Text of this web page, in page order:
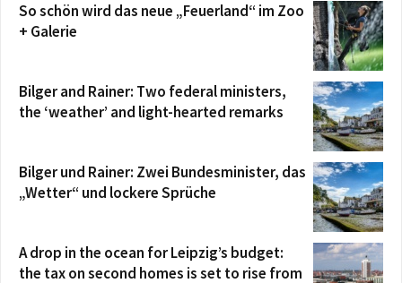
So schön wird das neue „Feuerland“ im Zoo
+ Galerie
Bilger and Rainer: Two federal ministers,
the ‘weather’ and light-hearted remarks
Bilger und Rainer: Zwei Bundesminister, das
„Wetter“ und lockere Sprüche
A drop in the ocean for Leipzig’s budget:
the tax on second homes is set to rise from